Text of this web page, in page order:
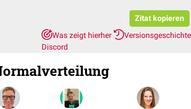
Zitat kopieren
Was zeigt hierher
Versionsgeschichte
Discord